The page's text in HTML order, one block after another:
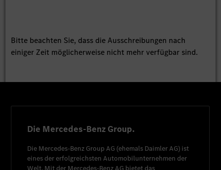
Bitte beachten Sie, dass die Ausschreibungen nach
einiger Zeit möglicherweise nicht mehr verfügbar sind.
Die Mercedes-Benz Group.
Die Mercedes-Benz Group AG (ehemals Daimler AG) ist
eines der erfolgreichsten Automobilunternehmen der